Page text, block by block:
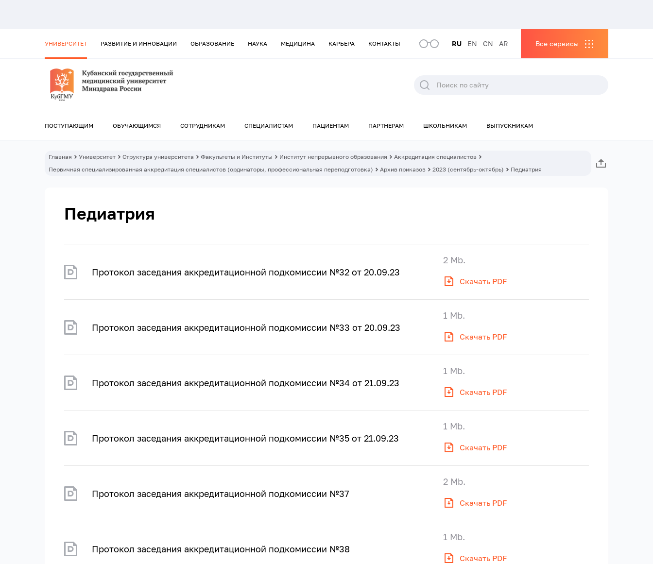
УНИВЕРСИТЕТ РАЗВИТИЕ И ИННОВАЦИИ ОБРАЗОВАНИЕ НАУКА МЕДИЦИНА КАРЬЕРА КОНТАКТЫ RU EN CN AR Все сервисы
ПОСТУПАЮЩИМ ОБУЧАЮЩИМСЯ СОТРУДНИКАМ СПЕЦИАЛИСТАМ ПАЦИЕНТАМ ПАРТНЕРАМ ШКОЛЬНИКАМ ВЫПУСКНИКАМ
Главная Университет Структура университета Факультеты и Институты Институт непрерывного образования
Аккредитация специалистов
Первичная специализированная аккредитация специалистов (ординаторы, профессиональная переподготовка)
Архив приказов 2023 (сентябрь-октябрь) Педиатрия
Педиатрия
Протокол заседания аккредитационной подкомиссии №32 от 20.09.23
Скачать PDF
2 Mb.
Протокол заседания аккредитационной подкомиссии №33 от 20.09.23
Скачать PDF
1 Mb.
Протокол заседания аккредитационной подкомиссии №34 от 21.09.23
Скачать PDF
1 Mb.
Протокол заседания аккредитационной подкомиссии №35 от 21.09.23
Скачать PDF
1 Mb.
Протокол заседания аккредитационной подкомиссии №37
Скачать PDF
2 Mb.
Протокол заседания аккредитационной подкомиссии №38
Скачать PDF
1 Mb.